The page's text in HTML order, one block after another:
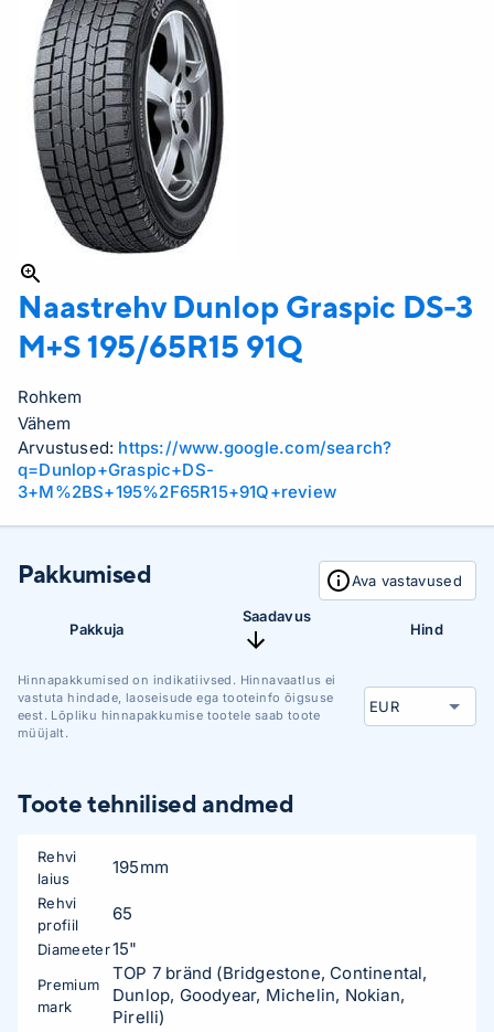
Naastrehv Dunlop Graspic DS-3
M+S 195/65R15 91Q
Rohkem
Vähem
Arvustused: https://www.google.com/search?
q=Dunlop+Graspic+DS-
3+M%2BS+195%2F65R15+91Q+review
Pakkumised Ava vastavused
Pakkuja
Saadavus
Hind
Hinnapakkumised on indikatiivsed. Hinnavaatlus ei
vastuta hindade, laoseisude ega tooteinfo õigsuse
eest. Lõpliku hinnapakkumise tootele saab toote
müüjalt.
Toote tehnilised andmed
Rehvi
laius
195mm
Rehvi
profiil
65
Diameeter15"
Premium
mark
TOP 7 bränd (Bridgestone, Continental,
Dunlop, Goodyear, Michelin, Nokian,
Pirelli)